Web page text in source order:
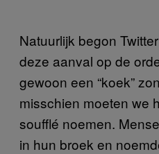
Natuurlijk begon
deze aanval op de
gewoon een “koek”
misschien moeten we
soufflé noemen.
in hun broek en